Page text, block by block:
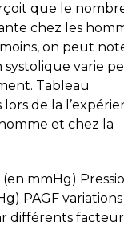
que le
chez les
on peut
systolique varie
Tableau
de la
et chez la
mmHg)
PAGF variations
différents